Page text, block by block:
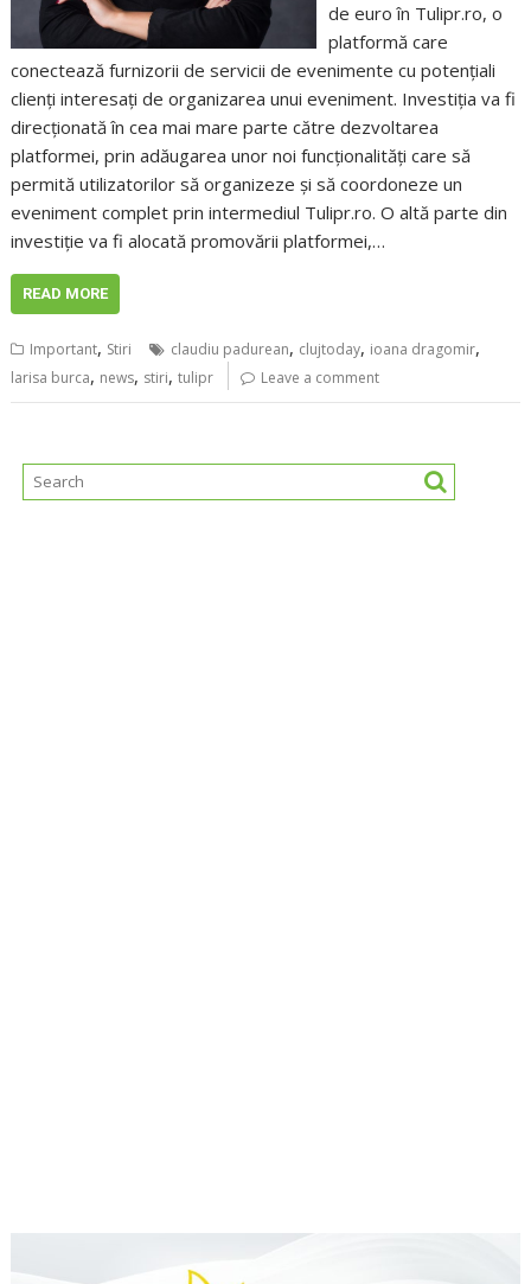
de euro în Tulipr.ro, o
platformă care
conectează furnizorii de servicii de evenimente cu potențiali
clienți interesați de organizarea unui eveniment. Investiția va fi
direcționată în cea mai mare parte către dezvoltarea
platformei, prin adăugarea unor noi funcționalități care să
permită utilizatorilor să organizeze și să coordoneze un
eveniment complet prin intermediul Tulipr.ro. O altă parte din
investiție va fi alocată promovării platformei,…
READ MORE
Important, Stiri claudiu padurean, clujtoday, ioana dragomir,
larisa burca, news, stiri,tulipr Leave a comment